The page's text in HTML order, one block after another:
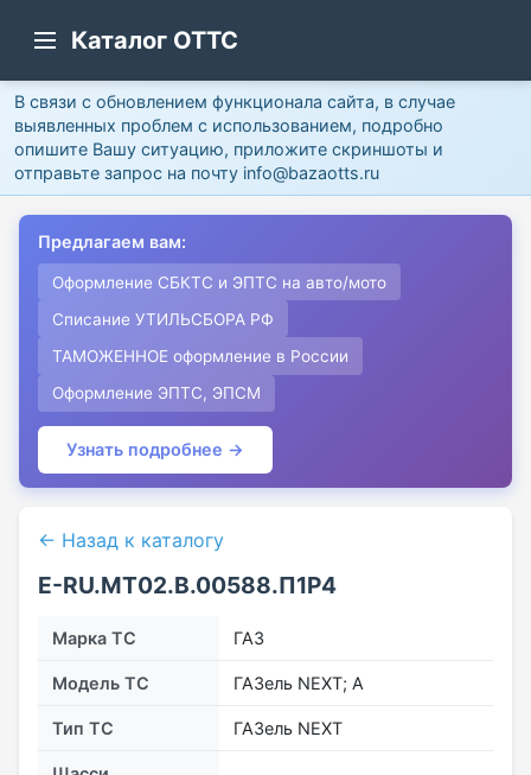
Каталог ОТТС
В связи с обновлением функционала сайта, в случае
выявленных проблем с использованием, подробно
опишите Вашу ситуацию, приложите скриншоты и
отправьте запрос на почту info@bazaotts.ru
Предлагаем вам:
Оформление СБКТС и ЭПТС на авто/мото
Списание УТИЛЬСБОРА РФ
ТАМОЖЕННОЕ оформление в России
Оформление ЭПТС, ЭПСМ
Узнать подробнее →
← Назад к каталогу
E-RU.МТ02.B.00588.П1Р4
Марка ТС ГАЗ
Модель ТС ГАЗель NEXT; А
Тип ТС ГАЗель NEXT